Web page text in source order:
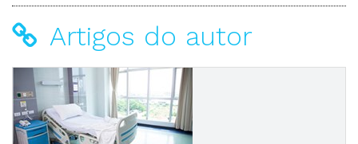
Artigos do autor